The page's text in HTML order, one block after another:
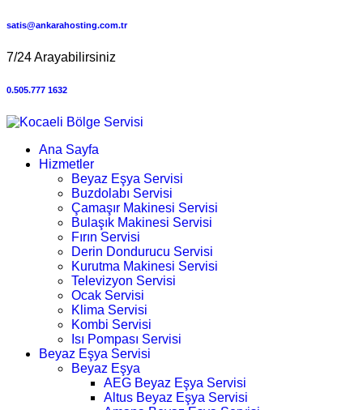
satis@ankarahosting.com.tr
7/24 Arayabilirsiniz
0.505.777 1632
Ana Sayfa
Hizmetler
Beyaz Eşya Servisi
Buzdolabı Servisi
Çamaşır Makinesi Servisi
Bulaşık Makinesi Servisi
Fırın Servisi
Derin Dondurucu Servisi
Kurutma Makinesi Servisi
Televizyon Servisi
Ocak Servisi
Klima Servisi
Kombi Servisi
Isı Pompası Servisi
Beyaz Eşya Servisi
Beyaz Eşya
AEG Beyaz Eşya Servisi
Altus Beyaz Eşya Servisi